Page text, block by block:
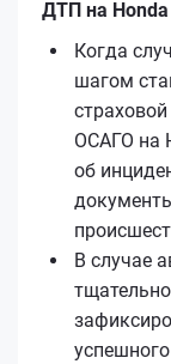
ДТП на
Когда
шагом
ОСАГО на
об
В случае